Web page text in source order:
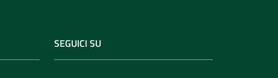
SEGUICI SU